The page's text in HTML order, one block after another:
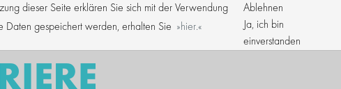
dieser Seite erklären Sie sich mit der Verwendung
Daten gespeichert werden, erhalten Sie
hier.
Ablehnen
Ja, ich bin
einverstanden
Kroschke Gruppe